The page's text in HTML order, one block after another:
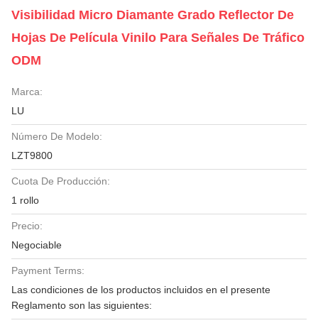
Visibilidad Micro Diamante Grado Reflector De
Hojas De Película Vinilo Para Señales De Tráfico
ODM
Marca:
LU
Número De Modelo:
LZT9800
Cuota De Producción:
1 rollo
Precio:
Negociable
Payment Terms:
Las condiciones de los productos incluidos en el presente
Reglamento son las siguientes: